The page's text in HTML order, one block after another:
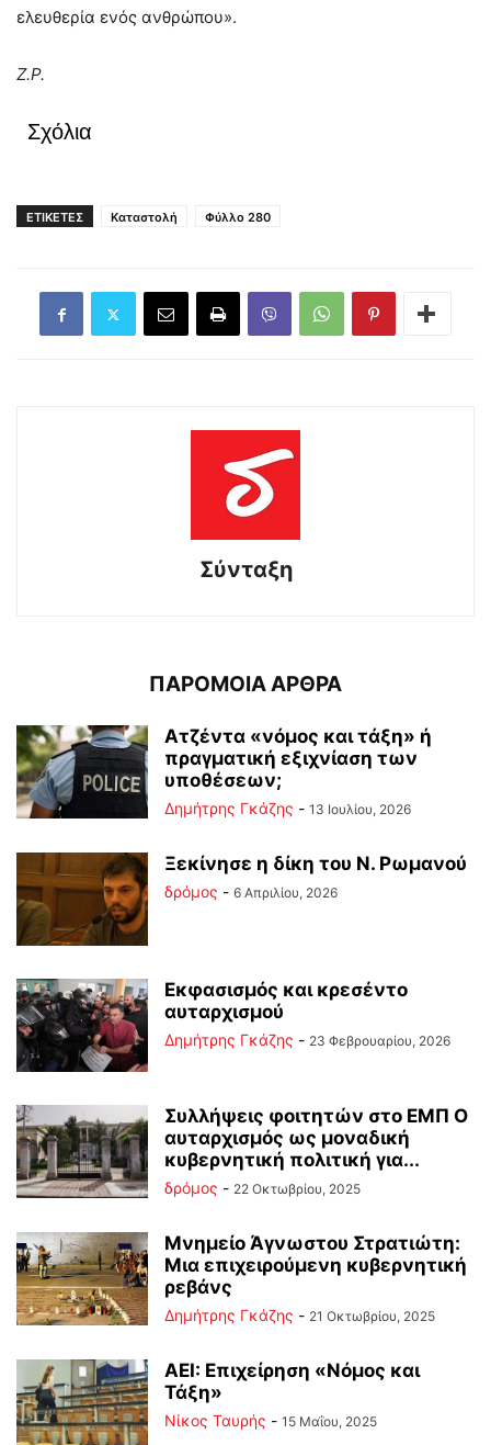
ελευθερία ενός ανθρώπου».
Ζ.Ρ.
Σχόλια
ΕΤΙΚΕΤΕΣ Καταστολή Φύλλο 280
Σύνταξη
ΠΑΡΟΜΟΙΑ ΑΡΘΡΑ
Ατζέντα «νόμος και τάξη» ή
πραγματική εξιχνίαση των
υποθέσεων;
Δημήτρης Γκάζης - 13 Ιουλίου, 2026
Ξεκίνησε η δίκη του Ν. Ρωμανού
δρόμος - 6 Απριλίου, 2026
Εκφασισμός και κρεσέντο
αυταρχισμού
Δημήτρης Γκάζης - 23 Φεβρουαρίου, 2026
Συλλήψεις φοιτητών στο ΕΜΠ Ο
αυταρχισμός ως μοναδική
κυβερνητική πολιτική για...
δρόμος - 22 Οκτωβρίου, 2025
Μνημείο Άγνωστου Στρατιώτη:
Μια επιχειρούμενη κυβερνητική
ρεβάνς
Δημήτρης Γκάζης - 21 Οκτωβρίου, 2025
ΑΕΙ: Επιχείρηση «Νόμος και
Τάξη»
Νίκος Ταυρής - 15 Μαΐου, 2025